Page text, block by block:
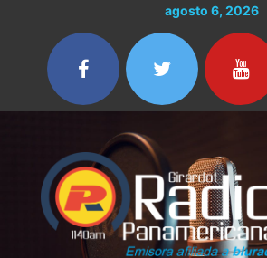
contenido
agosto 6, 2026